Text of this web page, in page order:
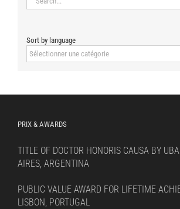
for:
Sort by language
Sort
by
PRIX & AWARDS
TITLE OF DOCTOR HONORIS CAUSA BY
AIRES, ARGENTINA
PUBLIC VALUE AWARD FOR LIFETIME
LISBON, PORTUGAL